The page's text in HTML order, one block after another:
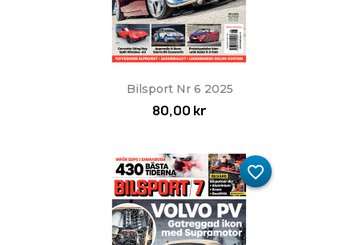
Bilsport Nr 6 2025
80,00 kr
favorite_border